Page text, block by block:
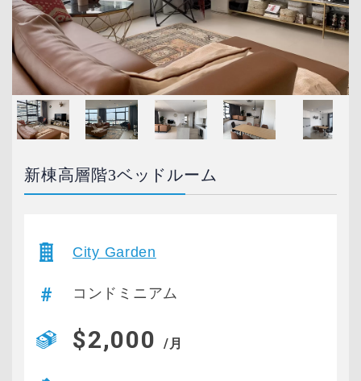
新棟高層階3ベッドルーム
City Garden
コンドミニアム
$2,000 /月